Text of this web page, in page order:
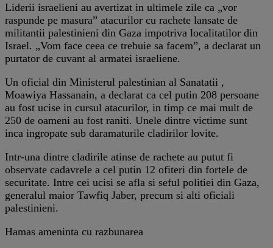
Liderii israelieni au avertizat in ultimele zile ca „vor
raspunde pe masura” atacurilor cu rachete lansate de
militantii palestinieni din Gaza impotriva localitatilor din
Israel. „Vom face ceea ce trebuie sa facem”, a declarat un
purtator de cuvant al armatei israeliene.
Un oficial din Ministerul palestinian al Sanatatii ,
Moawiya Hassanain, a declarat ca cel putin 208 persoane
au fost ucise in cursul atacurilor, in timp ce mai mult de
250 de oameni au fost raniti. Unele dintre victime sunt
inca ingropate sub daramaturile cladirilor lovite.
Intr-una dintre cladirile atinse de rachete au putut fi
observate cadavrele a cel putin 12 ofiteri din fortele de
securitate. Intre cei ucisi se afla si seful politiei din Gaza,
generalul maior Tawfiq Jaber, precum si alti oficiali
palestinieni.
Hamas ameninta cu razbunarea